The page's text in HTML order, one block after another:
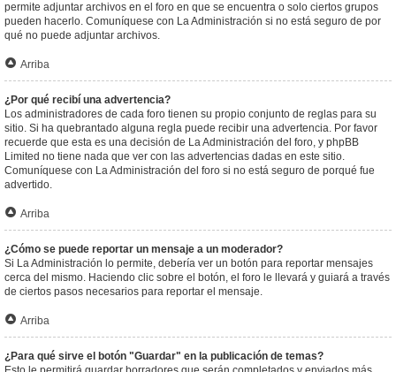
permite adjuntar archivos en el foro en que se encuentra o solo ciertos grupos
pueden hacerlo. Comuníquese con La Administración si no está seguro de por
qué no puede adjuntar archivos.
Arriba
¿Por qué recibí una advertencia?
Los administradores de cada foro tienen su propio conjunto de reglas para su
sitio. Si ha quebrantado alguna regla puede recibir una advertencia. Por favor
recuerde que esta es una decisión de La Administración del foro, y phpBB
Limited no tiene nada que ver con las advertencias dadas en este sitio.
Comuníquese con La Administración del foro si no está seguro de porqué fue
advertido.
Arriba
¿Cómo se puede reportar un mensaje a un moderador?
Si La Administración lo permite, debería ver un botón para reportar mensajes
cerca del mismo. Haciendo clic sobre el botón, el foro le llevará y guiará a través
de ciertos pasos necesarios para reportar el mensaje.
Arriba
¿Para qué sirve el botón "Guardar" en la publicación de temas?